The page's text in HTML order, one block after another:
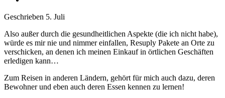
Geschrieben 5. Juli
Also außer durch die gesundheitlichen Aspekte (die ich nicht habe),
würde es mir nie und nimmer einfallen, Resuply Pakete an Orte zu
verschicken, an denen ich meinen Einkauf in örtlichen Geschäften
erledigen kann…
Zum Reisen in anderen Ländern, gehört für mich auch dazu, deren
Bewohner und eben auch deren Essen kennen zu lernen!